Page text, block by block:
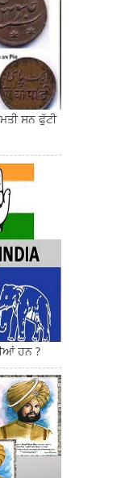
ਸਨ ਫੁੱਟੀ
ਹਨ ?